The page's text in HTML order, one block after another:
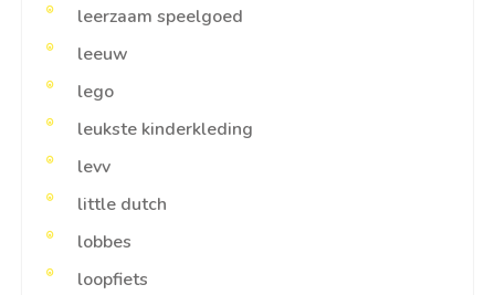
leerzaam speelgoed
leeuw
lego
leukste kinderkleding
levv
little dutch
lobbes
loopfiets